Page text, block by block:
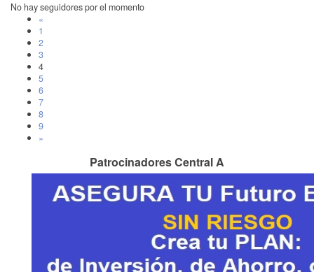
No hay seguidores por el momento
«
1
2
3
4
5
6
7
8
9
»
Patrocinadores Central A